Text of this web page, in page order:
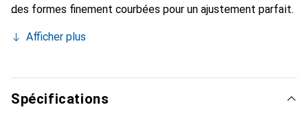
des formes finement courbées pour un ajustement parfait.
smartphone. La marque Noreve est reconnue
reste toujours un bon choix pour le client exigeant.
Afficher plus
Spécifications